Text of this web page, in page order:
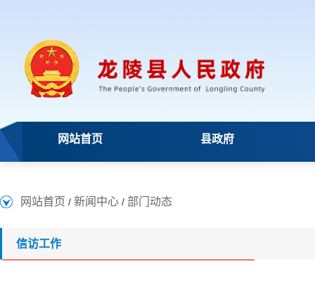
网站首页 县政府
网站首页 / 新闻中心 / 部门动态
信访工作